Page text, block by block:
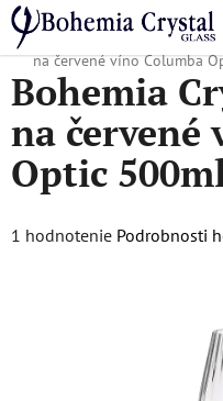
Prejsť
na
obsah
Domov
/ Obľúbené kolekcie /
na červené víno Columba
Bohemia
na červené
Optic
Priemerné
1 hodnotenie Podrobnosti